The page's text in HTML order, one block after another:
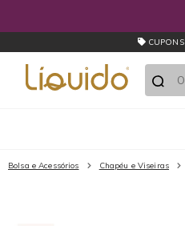
CUPONS
Bolsa e Acessórios Chapéu e Viseiras